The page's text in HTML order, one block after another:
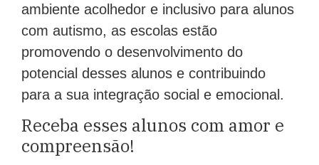
ambiente acolhedor e inclusivo para alunos
com autismo, as escolas estão
promovendo o desenvolvimento do
potencial desses alunos e contribuindo
para a sua integração social e emocional.
Receba esses alunos com amor e
compreensão!